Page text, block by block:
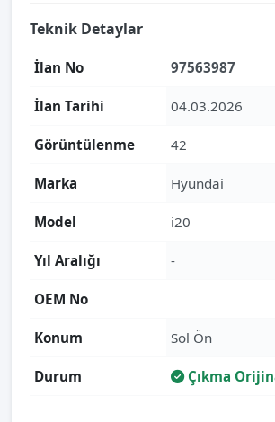
Teknik Detaylar
İlan No 97563987
İlan Tarihi 04.03.2026
Görüntülenme 42
Marka Hyundai
Model i20
Yıl Aralığı -
OEM No
Konum Sol Ön
Durum Çıkma